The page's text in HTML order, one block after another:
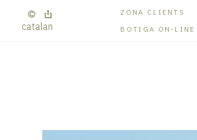
catalan
ZONA CLIENTS
BOTIGA ON-LINE